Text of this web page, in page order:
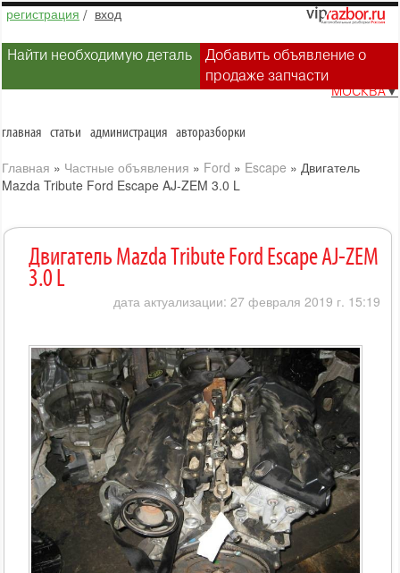
регистрация / вход
Найти необходимую деталь
Добавить объявление о
продаже запчасти
МОСКВА▼
главная статьи администрация авторазборки
Главная » Частные объявления » Ford » Escape » Двигатель
Mazda Tribute Ford Escape AJ-ZEM 3.0 L
Двигатель Mazda Tribute Ford Escape AJ-ZEM
3.0 L
дата актуализации: 27 февраля 2019 г. 15:19